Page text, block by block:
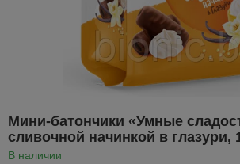
Мини-батончики «Умные
сливочной начинкой в глазури,
В наличии